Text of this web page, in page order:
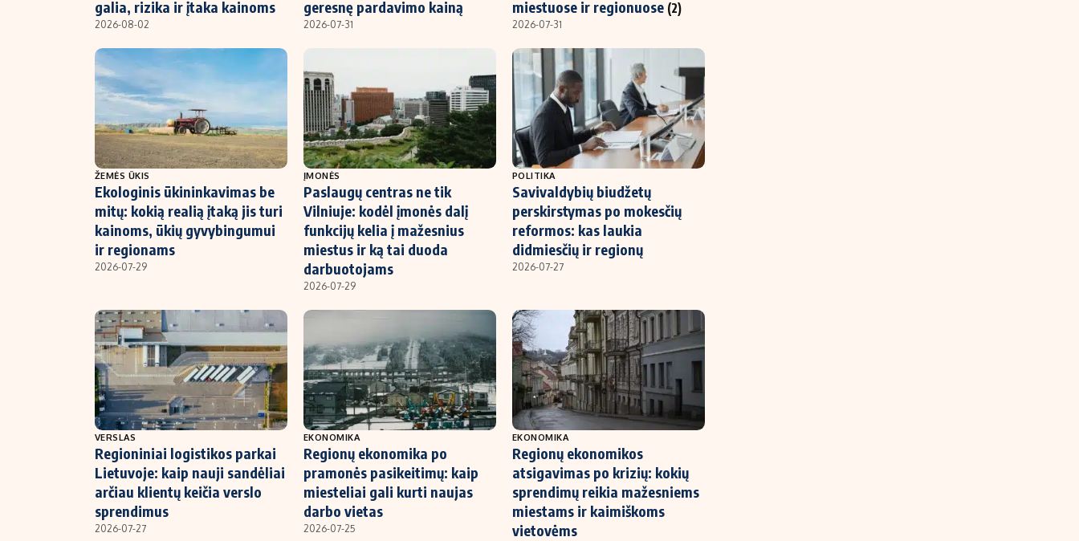
galia, rizika ir įtaka kainoms
2026-08-02
geresnę pardavimo kainą
2026-07-31
miestuose ir regionuose (2)
2026-07-31
ŽEMĖS ŪKIS
Ekologinis ūkininkavimas be
mitų: kokią realią įtaką jis turi
kainoms, ūkių gyvybingumui
ir regionams
2026-07-29
ĮMONĖS
Paslaugų centras ne tik
Vilniuje: kodėl įmonės dalį
funkcijų kelia į mažesnius
miestus ir ką tai duoda
darbuotojams
2026-07-29
POLITIKA
Savivaldybių biudžetų
perskirstymas po mokesčių
reformos: kas laukia
didmiesčių ir regionų
2026-07-27
VERSLAS
Regioniniai logistikos parkai
Lietuvoje: kaip nauji sandėliai
arčiau klientų keičia verslo
sprendimus
2026-07-27
EKONOMIKA
Regionų ekonomika po
pramonės pasikeitimų: kaip
miesteliai gali kurti naujas
darbo vietas
2026-07-25
EKONOMIKA
Regionų ekonomikos
atsigavimas po krizių: kokių
sprendimų reikia mažesniems
miestams ir kaimiškoms
vietovėms